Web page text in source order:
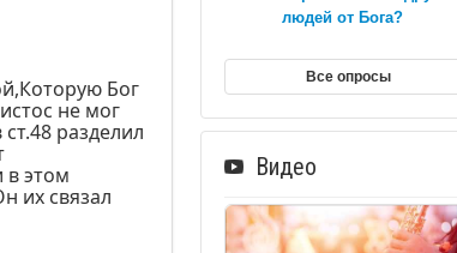
Бог
не мог
разделил
в этом
их связал
людей от Бога?
Все опросы
Видео